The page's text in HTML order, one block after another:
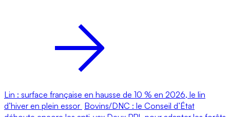
Lin : surface française en hausse de 10 % en 2026, le lin
d’hiver en plein essor Bovins/DNC : le Conseil d’État